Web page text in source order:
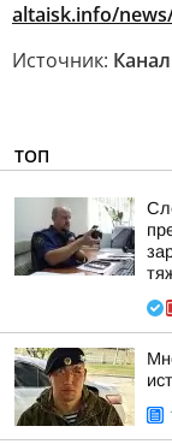
altaisk.info/
Источник:
ТОП